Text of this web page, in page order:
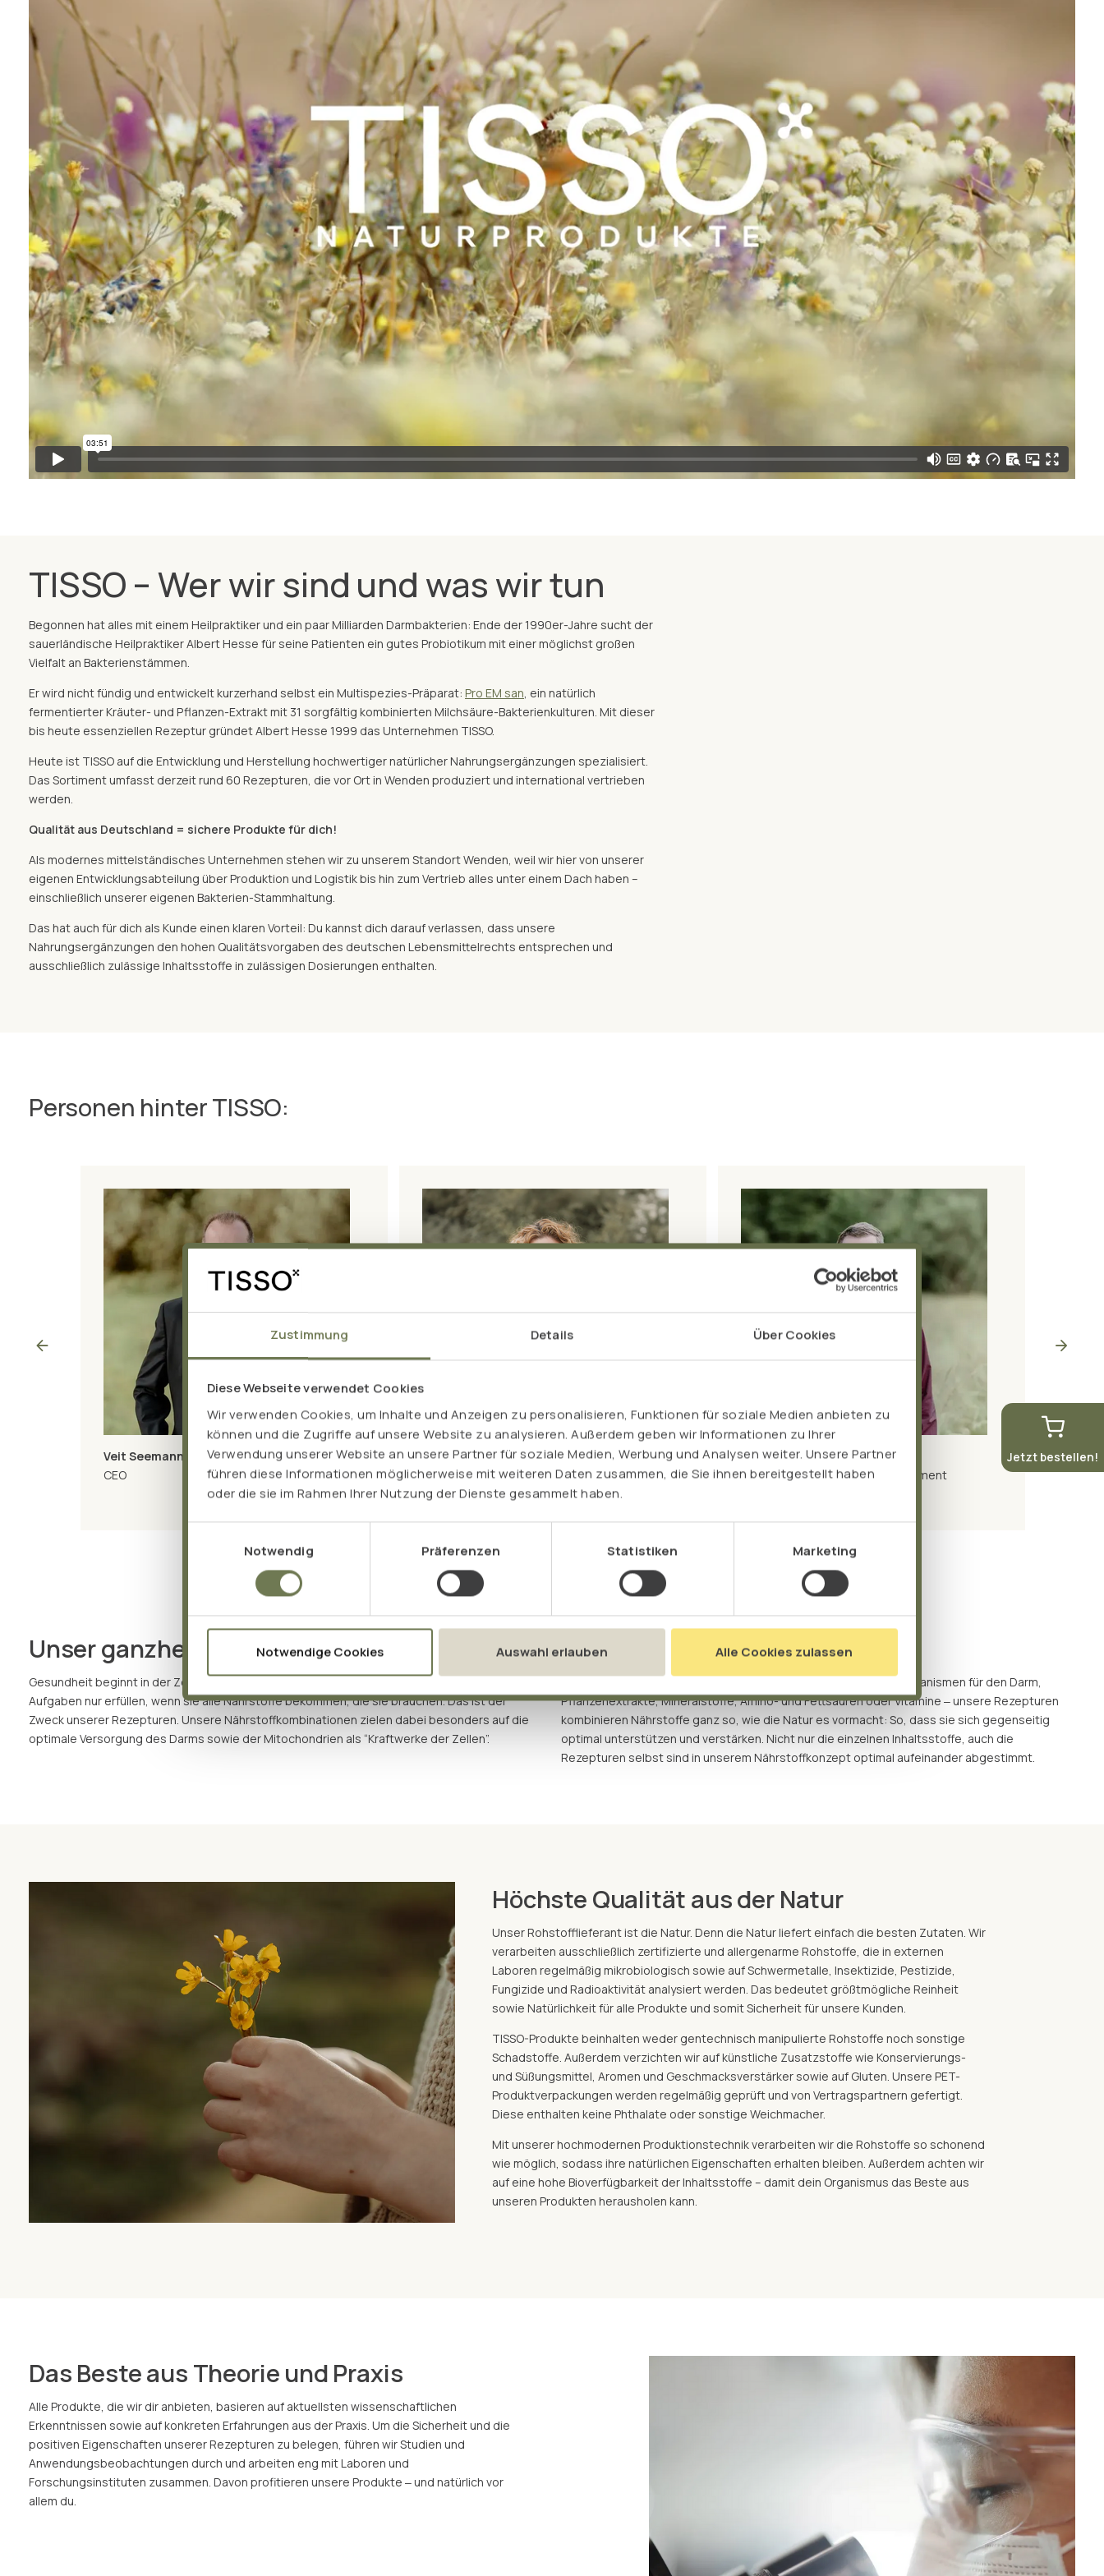
Zustimmung Details Über Cookies
Diese Webseite verwendet Cookies
Wir verwenden Cookies, um Inhalte und Anzeigen zu personalisieren, Funktionen für soziale Medien anbieten zu
können und die Zugriffe auf unsere Website zu analysieren. Außerdem geben wir Informationen zu Ihrer
Verwendung unserer Website an unsere Partner für soziale Medien, Werbung und Analysen weiter. Unsere Partner
führen diese Informationen möglicherweise mit weiteren Daten zusammen, die Sie ihnen bereitgestellt haben
oder die sie im Rahmen Ihrer Nutzung der Dienste gesammelt haben.
Notwendig
Präferenzen Statistiken Marketing
Notwendige Cookies Auswahl erlauben Alle Cookies zulassen
TISSO – Wer wir sind und was wir tun
Begonnen hat alles mit einem Heilpraktiker und ein paar Milliarden Darmbakterien: Ende der 1990er-Jahre sucht der
sauerländische Heilpraktiker Albert Hesse für seine Patienten ein gutes Probiotikum mit einer möglichst großen
Vielfalt an Bakterienstämmen.
Er wird nicht fündig und entwickelt kurzerhand selbst ein Multispezies-Präparat: Pro EM san, ein natürlich
fermentierter Kräuter- und Pflanzen-Extrakt mit 31 sorgfältig kombinierten Milchsäure-Bakterienkulturen. Mit dieser
bis heute essenziellen Rezeptur gründet Albert Hesse 1999 das Unternehmen TISSO.
Heute ist TISSO auf die Entwicklung und Herstellung hochwertiger natürlicher Nahrungsergänzungen spezialisiert.
Das Sortiment umfasst derzeit rund 60 Rezepturen, die vor Ort in Wenden produziert und international vertrieben
werden.
Qualität aus Deutschland = sichere Produkte für dich!
Als modernes mittelständisches Unternehmen stehen wir zu unserem Standort Wenden, weil wir hier von unserer
eigenen Entwicklungsabteilung über Produktion und Logistik bis hin zum Vertrieb alles unter einem Dach haben –
einschließlich unserer eigenen Bakterien-Stammhaltung.
Das hat auch für dich als Kunde einen klaren Vorteil: Du kannst dich darauf verlassen, dass unsere
Nahrungsergänzungen den hohen Qualitätsvorgaben des deutschen Lebensmittelrechts entsprechen und
ausschließlich zulässige Inhaltsstoffe in zulässigen Dosierungen enthalten.
Personen hinter TISSO:
Veit Seemann
CEO
Mareen Junge
Head of Sales and Marketing
Reinhard Wähler
Head of Research and Developement
Sabine
Event
Unser ganzheitliches Nährstoffkonzept
Gesundheit beginnt in der Zelle: Die Billionen Zellen unseres Körpers können ihre vielfältigen
Aufgaben nur erfüllen, wenn sie alle Nährstoffe bekommen, die sie brauchen. Das ist der
Zweck unserer Rezepturen. Unsere Nährstoffkombinationen zielen dabei besonders auf die
optimale Versorgung des Darms sowie der Mitochondrien als “Kraftwerke der Zellen”.
Die Kombination macht’s
Die Natur liefert keine Monopräparate. Wir auch nicht. Ob Mikroorganismen für den Darm,
Pflanzenextrakte, Mineralstoffe, Amino- und Fettsäuren oder Vitamine ‒ unsere Rezepturen
kombinieren Nährstoffe ganz so, wie die Natur es vormacht: So, dass sie sich gegenseitig
optimal unterstützen und verstärken. Nicht nur die einzelnen Inhaltsstoffe, auch die
Rezepturen selbst sind in unserem Nährstoffkonzept optimal aufeinander abgestimmt.
Höchste Qualität aus der Natur
Unser Rohstofflieferant ist die Natur. Denn die Natur liefert einfach die besten Zutaten. Wir
verarbeiten ausschließlich zertifizierte und allergenarme Rohstoffe, die in externen
Laboren regelmäßig mikrobiologisch sowie auf Schwermetalle, Insektizide, Pestizide,
Fungizide und Radioaktivität analysiert werden. Das bedeutet größtmögliche Reinheit
sowie Natürlichkeit für alle Produkte und somit Sicherheit für unsere Kunden.
TISSO-Produkte beinhalten weder gentechnisch manipulierte Rohstoffe noch sonstige
Schadstoffe. Außerdem verzichten wir auf künstliche Zusatzstoffe wie Konservierungs-
und Süßungsmittel, Aromen und Geschmacksverstärker sowie auf Gluten. Unsere PET-
Produktverpackungen werden regelmäßig geprüft und von Vertragspartnern gefertigt.
Diese enthalten keine Phthalate oder sonstige Weichmacher.
Mit unserer hochmodernen Produktionstechnik verarbeiten wir die Rohstoffe so schonend
wie möglich, sodass ihre natürlichen Eigenschaften erhalten bleiben. Außerdem achten wir
auf eine hohe Bioverfügbarkeit der Inhaltsstoffe – damit dein Organismus das Beste aus
unseren Produkten herausholen kann.
Das Beste aus Theorie und Praxis
Alle Produkte, die wir dir anbieten, basieren auf aktuellsten wissenschaftlichen
Erkenntnissen sowie auf konkreten Erfahrungen aus der Praxis. Um die Sicherheit und die
positiven Eigenschaften unserer Rezepturen zu belegen, führen wir Studien und
Anwendungsbeobachtungen durch und arbeiten eng mit Laboren und
Forschungsinstituten zusammen. Davon profitieren unsere Produkte ‒ und natürlich vor
allem du.
Jetzt bestellen!